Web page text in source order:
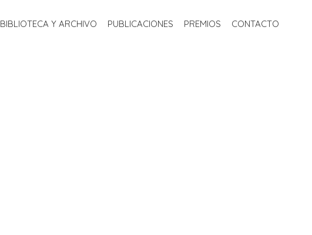
BIBLIOTECA Y ARCHIVO PUBLICACIONES PREMIOS CONTACTO
ACTIVIDADES BIBLIOTECA Y ARCHIVO PUBLICACIONES PREMIOS